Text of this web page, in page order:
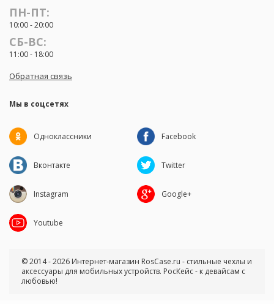
ПН-ПТ:
10:00 - 20:00
СБ-ВС:
11:00 - 18:00
Обратная связь
Мы в соцсетях
Одноклассники Facebook
Вконтакте Twitter
Instagram Google+
Youtube
© 2014 - 2026 Интернет-магазин RosCase.ru - стильные чехлы и
аксессуары для мобильных устройств. РосКейс - к девайсам с
любовью!